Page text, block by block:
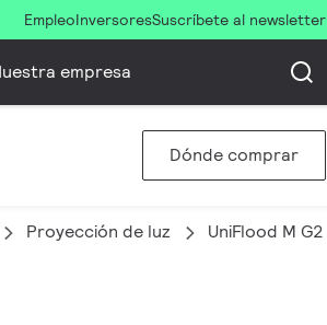
EmpleoInversoresSuscríbete al newsletter
empresa
Dónde comprar
Proyección de luz UniFlood M G2